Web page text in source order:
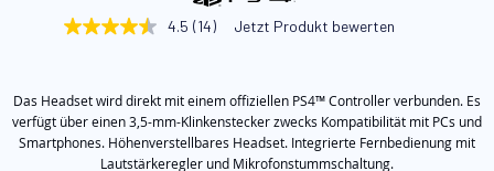
Bildgalerie
springen
4.5
Durchschnittswert
der
Bewertung.
Read
4.5 (14) Jetzt Produkt bewerten
Das Headset wird direkt mit einem offiziellen PS4™ Controller verbunden. Es
verfügt über einen 3,5-mm-Klinkenstecker zwecks Kompatibilität mit PCs und
Smartphones. Höhenverstellbares Headset. Integrierte Fernbedienung mit
Lautstärkeregler und Mikrofonstummschaltung.